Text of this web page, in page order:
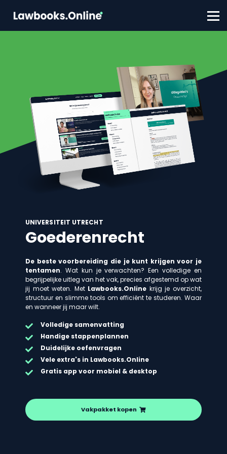
FAQ
Contact
UNIVERSITEIT UTRECHT
Goederenrecht
De beste voorbereiding die je kunt krijgen voor je
tentamen. Wat kun je verwachten? Een volledige en
begrijpelijke uitleg van het vak, precies afgestemd op wat
jij moet weten. Met Lawbooks.Online krijg je overzicht,
structuur en slimme tools om efficiënt te studeren. Waar
en wanneer jij maar wilt.
Volledige samenvatting
Handige stappenplannen
Duidelijke oefenvragen
Vele extra's in Lawbooks.Online
Gratis app voor mobiel & desktop
Vakpakket kopen